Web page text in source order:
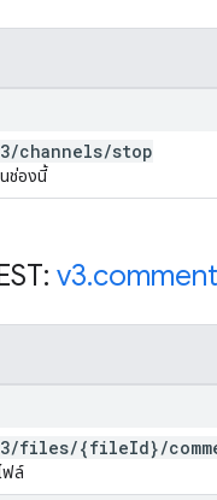
/channels/stop
ช่องนี้
v3.
/files/{fileId}/
ฟล์